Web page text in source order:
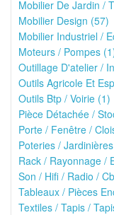
Mobilier De Jardin /
Mobilier Design (57)
Mobilier Industriel /
Moteurs / Pompes
Outillage D'atelier /
Outils Agricole Et
Outils Btp / Voirie (1)
Pièce Détachée /
Porte / Fenêtre /
Poteries /
Rack / Rayonnage /
Son / Hifi / Radio /
Tableaux / Pièces
Textiles / Tapis /